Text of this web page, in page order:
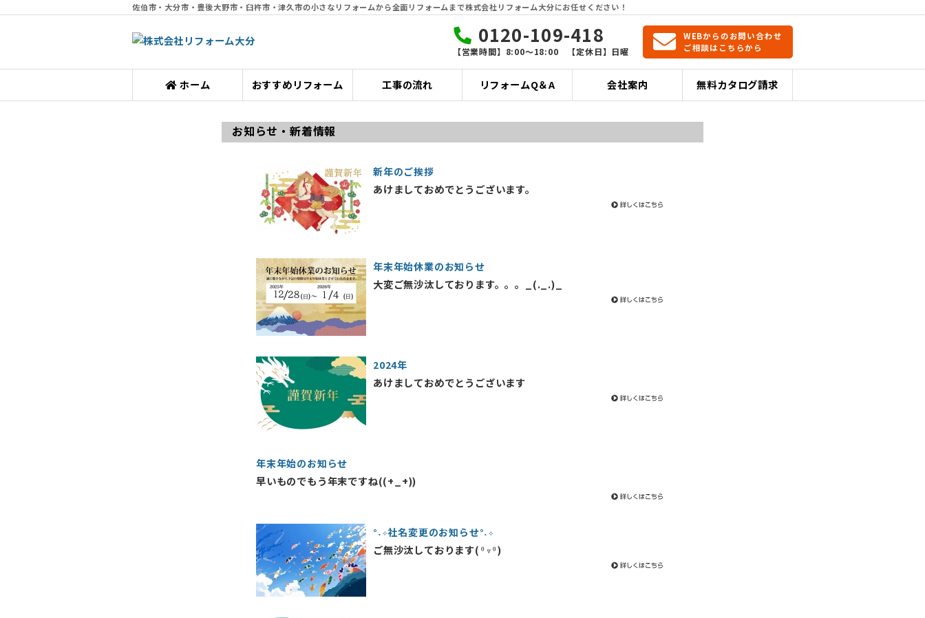
佐伯市・大分市・豊後大野市・臼杵市・津久市の小さなリフォームから全面リフォームまで株式会社リフォーム大分にお任せください！
0120-109-418
【営業時間】8:00〜18:00 【定休日】日曜
WEBからのお問い合わせ
ご相談はこちらから
ホーム おすすめリフォーム 工事の流れ リフォームQ＆A 会社案内 無料カタログ請求
お知らせ・新着情報
新年のご挨拶
あけましておめでとうございます。
年末年始休業のお知らせ
大変ご無沙汰しております。。。_(._.)_
2024年
あけましておめでとうございます
年末年始のお知らせ
早いものでもう年末ですね((+_+))
°˖✧社名変更のお知らせ°˖✧
ご無沙汰しております(⁰▿⁰)